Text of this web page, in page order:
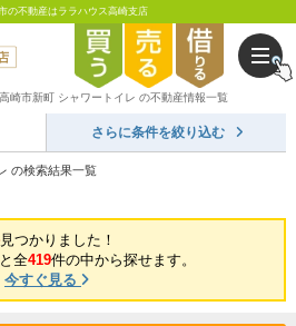
の不動産はララハウス高崎支店
崎市新町 シャワートイレ の不動産情報一覧
さらに条件を絞り込む
の検索結果一覧
見つかりました！
全419件の中から探せます。
今すぐ見る